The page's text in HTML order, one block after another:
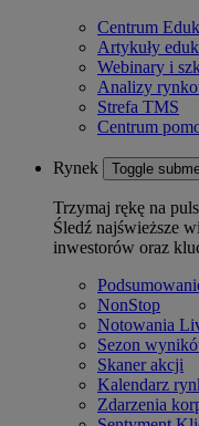
Centrum
Artykuły
Webinary i
Analizy
Strefa TMS
Centrum
Rynek Toggle
Trzymaj rękę na
Śledź najświeższe
inwestorów oraz
NonStop
Notowania
Sezon
Skaner akcji
Kalendarz
Zdarzenia